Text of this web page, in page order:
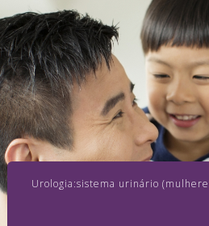
Urologia:sistema urinário